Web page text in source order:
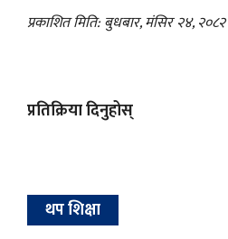
प्रकाशित मिति: बुधबार, मंसिर २४, २०८२
प्रतिक्रिया दिनुहोस्
थप शिक्षा